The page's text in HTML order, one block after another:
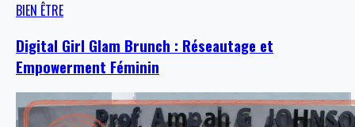
BIEN ÊTRE
Digital Girl Glam Brunch : Réseautage et
Empowerment Féminin